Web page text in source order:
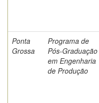
Ponta
Grossa
Programa de
Pós-Graduação
em Engenharia
de Produção